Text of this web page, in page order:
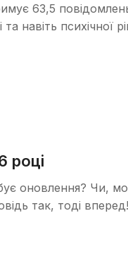
63,5
навіть психічної
році
оновлення? Чи,
так, тоді вперед!